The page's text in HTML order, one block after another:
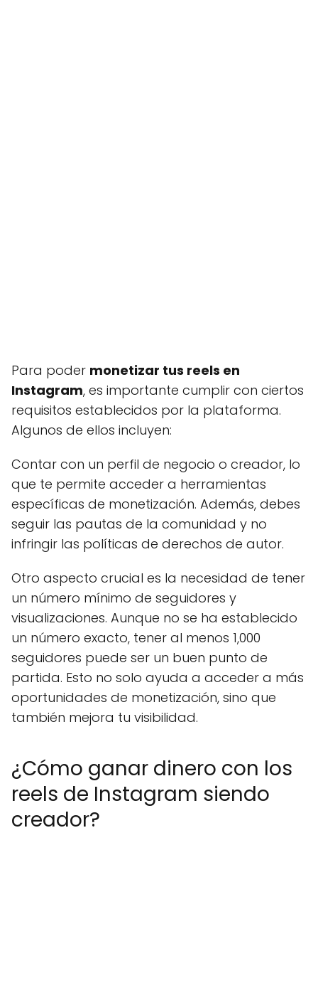
Para poder monetizar tus reels en
Instagram, es importante cumplir con ciertos
requisitos establecidos por la plataforma.
Algunos de ellos incluyen:
Contar con un perfil de negocio o creador, lo
que te permite acceder a herramientas
específicas de monetización. Además, debes
seguir las pautas de la comunidad y no
infringir las políticas de derechos de autor.
Otro aspecto crucial es la necesidad de tener
un número mínimo de seguidores y
visualizaciones. Aunque no se ha establecido
un número exacto, tener al menos 1,000
seguidores puede ser un buen punto de
partida. Esto no solo ayuda a acceder a más
oportunidades de monetización, sino que
también mejora tu visibilidad.
¿Cómo ganar dinero con los
reels de Instagram siendo
creador?